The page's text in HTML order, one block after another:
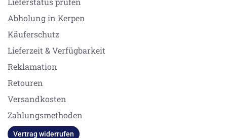
Abholung in Kerpen
Käuferschutz
Lieferzeit & Verfügbarkeit
Reklamation
Retouren
Versandkosten
Zahlungsmethoden
Vertrag widerrufen